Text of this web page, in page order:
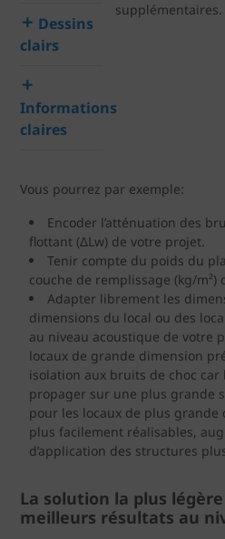
Dessins
clairs
Informations
claires
supplémentaires.
Vous pourrez par exemple:
Encoder l’atténuation des
flottant (ΔLw) de votre projet.
Tenir compte du poids du
couche de remplissage (kg/m²)
Adapter librement les
dimensions du local ou des
au niveau acoustique de votre
locaux de grande dimension
isolation aux bruits de choc
propager sur une plus grande
pour les locaux de plus grande
plus facilement réalisables,
d’application des structures
La solution la plus
meilleurs résultats au